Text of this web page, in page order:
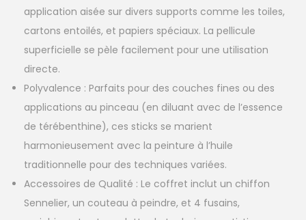
application aisée sur divers supports comme les toiles,
cartons entoilés, et papiers spéciaux. La pellicule
superficielle se pèle facilement pour une utilisation
directe.
Polyvalence : Parfaits pour des couches fines ou des
applications au pinceau (en diluant avec de l’essence
de térébenthine), ces sticks se marient
harmonieusement avec la peinture à l’huile
traditionnelle pour des techniques variées.
Accessoires de Qualité : Le coffret inclut un chiffon
Sennelier, un couteau à peindre, et 4 fusains,